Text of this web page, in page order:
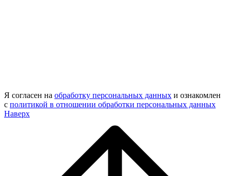
Я согласен на обработку персональных данных и ознакомлен
с политикой в отношении обработки персональных данных
Наверх